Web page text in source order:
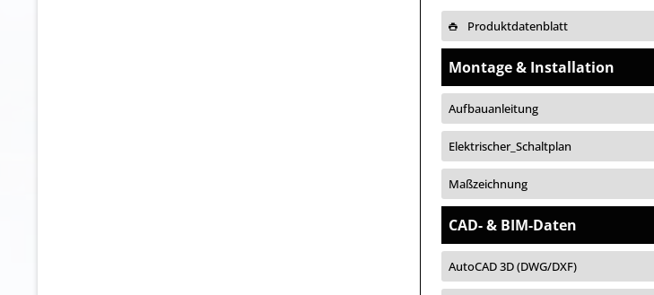
Produktdatenblatt
Montage & Installation
Aufbauanleitung
Elektrischer_Schaltplan
Maßzeichnung
CAD- & BIM-Daten
AutoCAD 3D (DWG/DXF)